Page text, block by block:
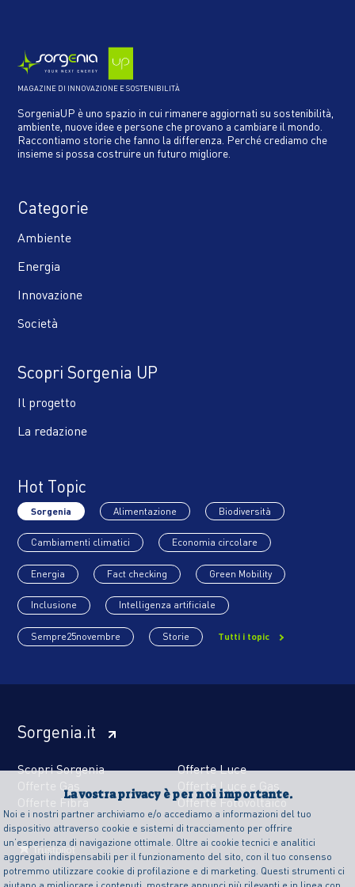
La vostra privacy è per noi importante.
Noi e i nostri partner archiviamo e/o accediamo a informazioni del tuo
dispositivo attraverso cookie e sistemi di tracciamento per offrire
un’esperienza di navigazione ottimale. Oltre ai cookie tecnici e analitici
aggregati indispensabili per il funzionamento del sito, con il tuo consenso
potremmo utilizzare cookie di profilazione e di marketing. Questi strumenti ci
MAGAZINE DI INNOVAZIONE E SOSTENIBILITÀ
SorgeniaUP è uno spazio in cui rimanere aggiornati su sostenibilità,
ambiente, nuove idee e persone che provano a cambiare il mondo.
Raccontiamo storie che fanno la differenza. Perché crediamo che
insieme si possa costruire un futuro migliore.
Categorie
Ambiente
Energia
Innovazione
Società
Scopri Sorgenia UP
Il progetto
La redazione
Hot Topic
Sorgenia Alimentazione Biodiversità
Cambiamenti climatici Economia circolare
Energia Fact checking Green Mobility
Inclusione Intelligenza artificiale
Sempre25novembre Storie Tutti i topic
Sorgenia.it
Scopri Sorgenia
Offerte Luce
Offerte Gas
Offerte Luce e Gas
Offerte Fibra
Offerte Fotovoltaico